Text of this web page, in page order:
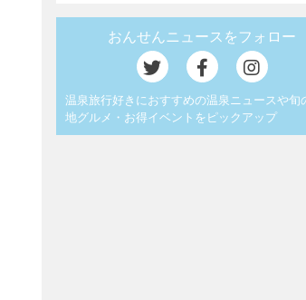
おんせんニュースをフォロー
温泉旅行好きにおすすめの温泉ニュースや旬
地グルメ・お得イベントをピックアップ